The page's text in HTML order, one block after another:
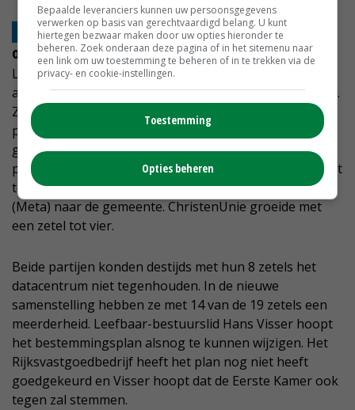
Lokale onderwerpen zorgen soms voor een
omslag
Lokale gebeurtenissen zorgen soms voor
aardverschuivingen bij de gemeenteraadsverkiezingen.
Zeewolde is daar het beste voorbeeld van. De lokale
partij Leefbaar Zeewolde zag haar zetelaantal bij de
gemeenteraadsverkiezingen verdubbelen naar 10. De
partij verzette zich samen met de ChristenUnie het felst
tegen de komst van een datacentrum van Facebook
(Meta) naar de gemeente. ChristenUnie groeide met
een zetel tot vier.
Beide partijen konden destijds met hun 8 zetels het
datacentrum niet tegenhouden. In de nieuwe
samenstelling hebben ze met 14 van de 19 zetels een
meerderheid. Leefbaar-bestuurslid Hans Visser hoopt
het bestemmingsplan alsnog te kunnen wijzigen. Het
Rijksvastgoedbedrijf heeft het plan nog niet heeft
goedgekeurd en Visser hoopt dat de Eerste Kamer ook
tegen zal stemmen.
Bepaalde leveranciers kunnen uw persoonsgegevens
verwerken op basis van gerechtvaardigd belang. U kunt
hiertegen bezwaar maken door uw opties hieronder te
beheren. Zoek onderaan deze pagina of in het sitemenu naar
een link om uw toestemming te beheren of in te trekken via de
privacy- en cookie-instellingen.
Toestemming
Opties beheren